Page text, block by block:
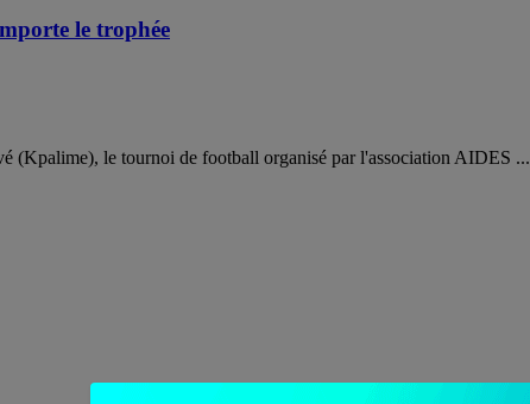
le trophée
(Kpalime), le tournoi de football organisé par l'association AIDES ...